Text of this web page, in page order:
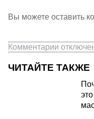
Вы можете оставить
Комментарии
ЧИТАЙТЕ ТАКЖЕ